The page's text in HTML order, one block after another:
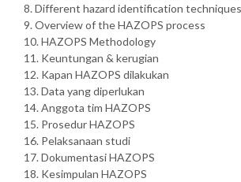
8. Different hazard identification techniques
9. Overview of the HAZOPS process
10. HAZOPS Methodology
11. Keuntungan & kerugian
12. Kapan HAZOPS dilakukan
13. Data yang diperlukan
14. Anggota tim HAZOPS
15. Prosedur HAZOPS
16. Pelaksanaan studi
17. Dokumentasi HAZOPS
18. Kesimpulan HAZOPS